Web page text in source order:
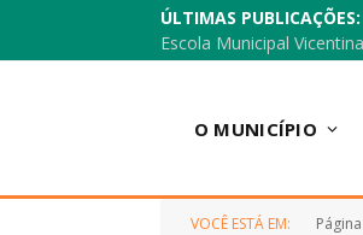
ÚLTIMAS PUBLICAÇÕES:
O MUNICÍPIO
VOCÊ ESTÁ EM: